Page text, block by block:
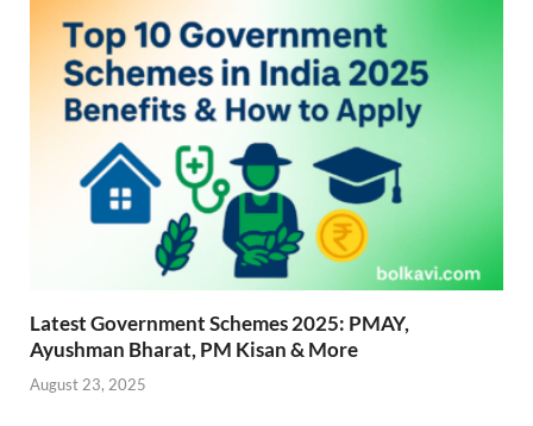
k p
Latest Government Schemes 2025: PMAY,
Ayushman Bharat, PM Kisan & More
August 23, 2025